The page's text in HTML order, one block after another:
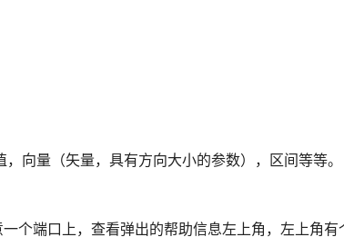
向量（矢量，具有方向大小的参数），区间等等。
个端口上，查看弹出的帮助信息左上角，左上角